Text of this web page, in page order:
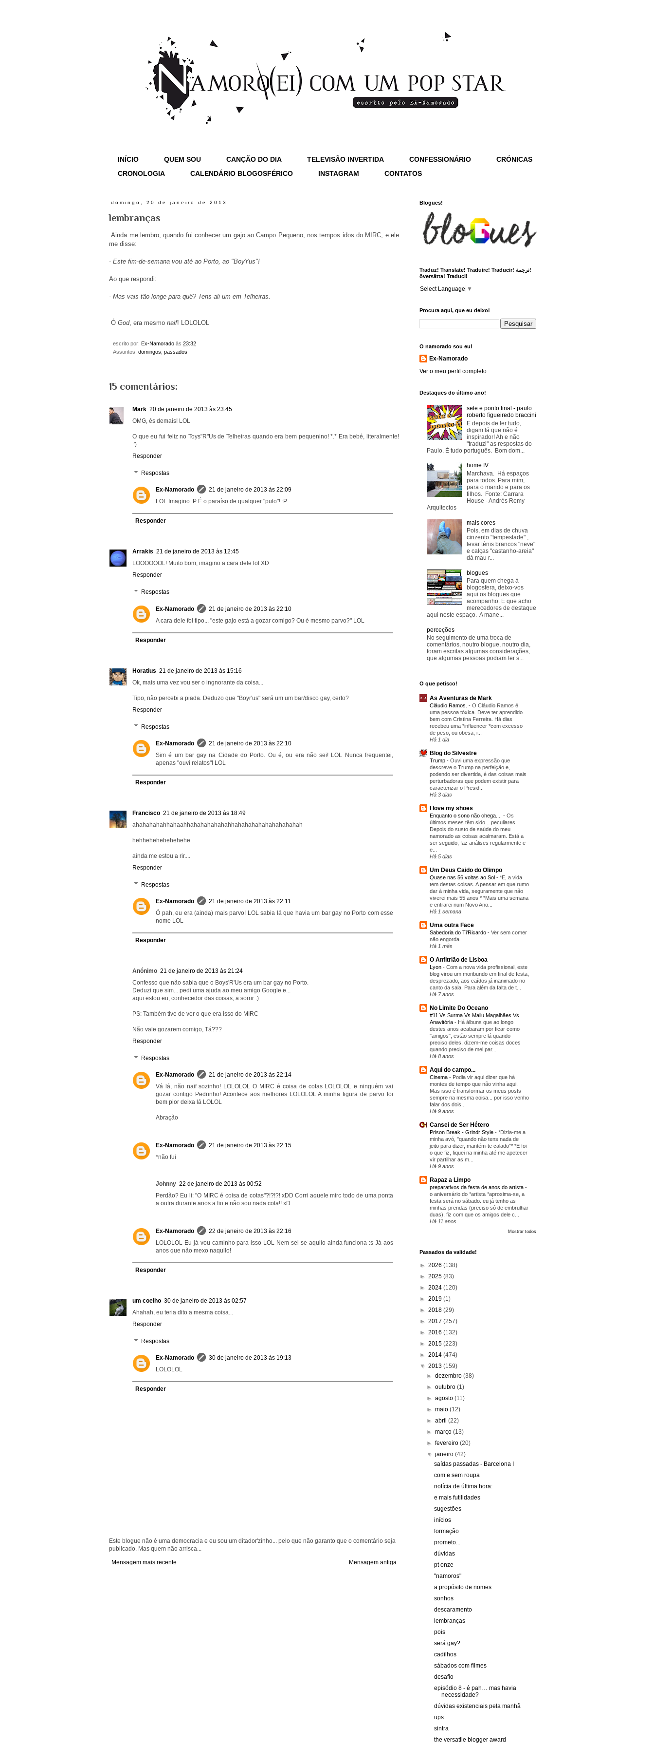
INÍCIO QUEM SOU CANÇÃO DO DIA TELEVISÃO INVERTIDA CONFESSIONÁRIO
CRÓNICAS
CRONOLOGIA
CALENDÁRIO BLOGOSFÉRICO INSTAGRAM CONTATOS
domingo, 20 de janeiro de 2013
lembranças
Ainda me lembro, quando fui conhecer um gajo ao Campo Pequeno, nos tempos idos do MIRC, e ele
me disse:
- Este fim-de-semana vou até ao Porto, ao "Boy'r'us"!
Ao que respondi:
- Mas vais tão longe para quê? Tens ali um em Telheiras.
Ó God, era mesmo naif! LOLOLOL
escrito por: Ex-Namorado às 23:32
Assuntos: domingos passados
15 comentários:
Mark 20 de janeiro de 2013 às 23:45
OMG, és demais! LOL
O que eu fui feliz no Toys"R"Us de Telheiras quando era bem pequenino! *.* Era bebé, literalmente!
:')
Responder
Respostas
Ex-Namorado
21 de janeiro de 2013 às 22:09
LOL Imagino :P É o paraíso de qualquer "puto"! :P
Responder
Arrakis 21 de janeiro de 2013 às 12:45
LOOOOOOL! Muito bom, imagino a cara dele lol XD
Responder
Respostas
Ex-Namorado
21 de janeiro de 2013 às 22:10
A cara dele foi tipo... "este gajo está a gozar comigo? Ou é mesmo parvo?" LOL
Responder
Horatius 21 de janeiro de 2013 às 15:16
Ok, mais uma vez vou ser o ingnorante da coisa...
Tipo, não percebi a piada. Deduzo que "Boyr'us" será um um bar/disco gay, certo?
Responder
Respostas
Ex-Namorado
21 de janeiro de 2013 às 22:10
Sim é um bar gay na Cidade do Porto. Ou é, ou era não sei! LOL Nunca frequentei,
apenas "ouvi relatos"! LOL
Responder
Francisco 21 de janeiro de 2013 às 18:49
ahahahahahhahaahhahahahahahahhahahahahahahahahahah
hehhehehehehehehe
ainda me estou a rir....
Responder
Respostas
Ex-Namorado
21 de janeiro de 2013 às 22:11
Ó pah, eu era (ainda) mais parvo! LOL sabia lá que havia um bar gay no Porto com esse
nome LOL
Responder
Anónimo 21 de janeiro de 2013 às 21:24
Confesso que não sabia que o Boys'R'Us era um bar gay no Porto.
Deduzi que sim... pedi uma ajuda ao meu amigo Google e...
aqui estou eu, conhecedor das coisas, a sorrir :)
PS: Também tive de ver o que era isso do MIRC
Não vale gozarem comigo, Tá???
Responder
Respostas
Ex-Namorado
21 de janeiro de 2013 às 22:14
Vá lá, não naif sozinho! LOLOLOL O MIRC é coisa de cotas LOLOLOL e ninguém vai
gozar contigo Pedrinho! Acontece aos melhores LOLOLOL A minha figura de parvo foi
bem pior deixa lá LOLOL
Abração
Ex-Namorado
21 de janeiro de 2013 às 22:15
*não fui
Johnny 22 de janeiro de 2013 às 00:52
Perdão? Eu li: "O MIRC é coisa de cotas"?!?!?! xDD Corri aquele mirc todo de uma ponta
a outra durante anos a fio e não sou nada cota!! xD
Ex-Namorado
22 de janeiro de 2013 às 22:16
LOLOLOL Eu já vou caminho para isso LOL Nem sei se aquilo ainda funciona :s Já aos
anos que não mexo naquilo!
Responder
um coelho 30 de janeiro de 2013 às 02:57
Ahahah, eu teria dito a mesma coisa...
Responder
Respostas
Ex-Namorado
30 de janeiro de 2013 às 19:13
LOLOLOL
Responder
Este blogue não é uma democracia e eu sou um ditador'zinho... pelo que não garanto que o comentário seja
publicado. Mas quem não arrisca...
Mensagem mais recente
Mensagem antiga
Blogues!
Traduz! Translate! Traduire! Traducir! ترجمة!
översätta! Traduci!
Select Language ▼
Procura aqui, que eu deixo!
O namorado sou eu!
Ex-Namorado
Ver o meu perfil completo
Destaques do último ano!
sete e ponto final - paulo
roberto figueiredo braccini
E depois de ler tudo,
digam lá que não é
inspirador! Ah e não
"traduzi" as respostas do
Paulo. É tudo português. Bom dom...
home IV
Marchava. Há espaços
para todos. Para mim,
para o marido e para os
filhos. Fonte: Carrara
House - Andrés Remy
Arquitectos
mais cores
Pois, em dias de chuva
cinzento "tempestade" ,
levar ténis brancos "neve"
e calças "castanho-areia"
dá mau r...
blogues
Para quem chega à
blogosfera, deixo-vos
aqui os blogues que
acompanho. E que acho
merecedores de destaque
aqui neste espaço. A mane...
perceções
No seguimento de uma troca de
comentários, noutro blogue, noutro dia,
foram escritas algumas considerações,
que algumas pessoas podiam ter s...
O que petisco!
As Aventuras de Mark
Cláudio Ramos. - O Cláudio Ramos é
uma pessoa tóxica. Deve ter aprendido
bem com Cristina Ferreira. Há dias
recebeu uma *influencer *com excesso
de peso, ou obesa, i...
Há 1 dia
Blog do Silvestre
Trump - Ouvi uma expressão que
descreve o Trump na perfeição e,
podendo ser divertida, é das coisas mais
perturbadoras que podem existir para
caracterizar o Presid...
Há 3 dias
I love my shoes
Enquanto o sono não chega.... - Os
últimos meses têm sido... peculiares.
Depois do susto de saúde do meu
namorado as coisas acalmaram. Está a
ser seguido, faz análises regularmente e
e...
Há 5 dias
Um Deus Caido do Olimpo
Quase nas 56 voltas ao Sol - *E, a vida
tem destas coisas. A pensar em que rumo
dar à minha vida, seguramente que não
viverei mais 55 anos * *Mais uma semana
e entrarei num Novo Ano...
Há 1 semana
Uma outra Face
Sabedoria do Ti'Ricardo - Ver sem comer
não engorda.
Há 1 mês
O Anfitrião de Lisboa
Lyon - Com a nova vida profissional, este
blog virou um moribundo em final de festa,
desprezado, aos caídos já inanimado no
canto da sala. Para além da falta de t...
Há 7 anos
No Limite Do Oceano
#11 Vs Surma Vs Mallu Magalhães Vs
Anavitória - Há álbuns que ao longo
destes anos acabaram por ficar como
"amigos", estão sempre lá quando
preciso deles, dizem-me coisas doces
quando preciso de mel par...
Há 8 anos
Aqui do campo...
Cinema - Podia vir aqui dizer que há
montes de tempo que não vinha aqui.
Mas isso é transformar os meus posts
sempre na mesma coisa... por isso venho
falar dos dois...
Há 9 anos
Cansei de Ser Hétero
Prison Break - Grindr Style - *Dizia-me a
minha avó, "quando não tens nada de
jeito para dizer, mantém-te calado"* *E foi
o que fiz, fiquei na minha até me apetecer
vir partilhar as m...
Há 9 anos
Rapaz a Limpo
preparativos da festa de anos do artista -
o aniversário do *artista *aproxima-se, a
festa será no sábado. eu já tenho as
minhas prendas (preciso só de embrulhar
duas), fiz com que os amigos dele c...
Há 11 anos
Mostrar todos
Passados da validade!
► 2026 (138)
► 2025 (83)
► 2024 (120)
► 2019 (1)
► 2018 (29)
► 2017 (257)
► 2016 (132)
► 2015 (223)
► 2014 (474)
▼ 2013 (159)
►dezembro(38)
►outubro(1)
►agosto(11)
►maio(12)
►abril(22)
►março(13)
►fevereiro(20)
▼janeiro(42)
saídas passadas - Barcelona I
com e sem roupa
notícia de última hora:
e mais futilidades
sugestões
inícios
formação
prometo...
dúvidas
pt onze
"namoros"
a propósito de nomes
sonhos
descaramento
lembranças
pois
será gay?
cadilhos
sábados com filmes
desafio
episódio 8 - é pah… mas havia
necessidade?
dúvidas existenciais pela manhã
ups
sintra
the versatile blogger award